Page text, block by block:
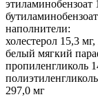
этиламинобензоат
наполнители:
холестерол 15,3
белый мягкий
пропиленгликоль
297,0 мг